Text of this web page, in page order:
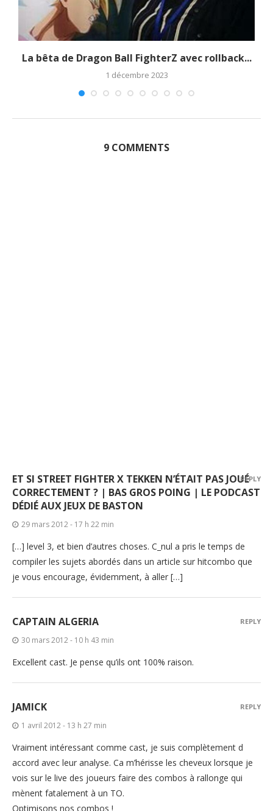
La bêta de Dragon Ball FighterZ avec rollback...
1 décembre 2023
9 COMMENTS
ET SI STREET FIGHTER X TEKKEN N’ÉTAIT PAS JOUÉ
CORRECTEMENT ? | BAS GROS POING | LE PODCAST
DÉDIÉ AUX JEUX DE BASTON
29 mars 2012 - 17 h 22 min
[…] level 3, et bien d’autres choses. C_nul a pris le temps de
compiler les sujets abordés dans un article sur hitcombo que
je vous encourage, évidemment, à aller […]
REPLY
CAPTAIN ALGERIA
30 mars 2012 - 10 h 43 min
Excellent cast. Je pense qu’ils ont 100% raison.
REPLY
JAMICK
1 avril 2012 - 13 h 27 min
Vraiment intéressant comme cast, je suis complètement d
accord avec leur analyse. Ca m’hérisse les cheveux lorsque je
vois sur le live des joueurs faire des combos à rallonge qui
mènent fatalement à un TO.
Optimisons nos combos !
REPLY